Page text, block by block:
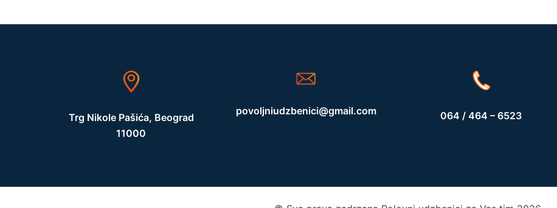
Trg Nikole Pašića, Beograd
11000
povoljniudzbenici@gmail.com 064 / 464 – 6523